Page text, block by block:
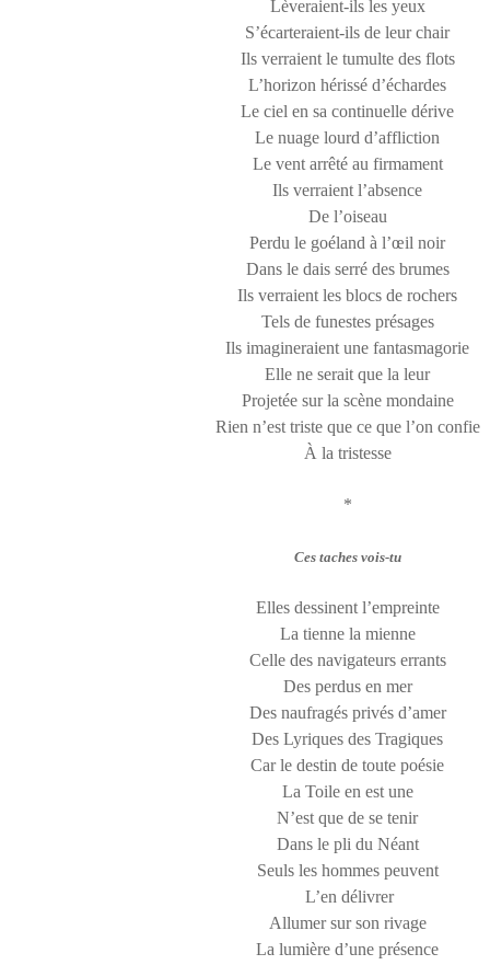
Lèveraient-ils les yeux
S’écarteraient-ils de leur chair
Ils verraient le tumulte des flots
L’horizon hérissé d’échardes
Le ciel en sa continuelle dérive
Le nuage lourd d’affliction
Le vent arrêté au firmament
Ils verraient l’absence
De l’oiseau
Perdu le goéland à l’œil noir
Dans le dais serré des brumes
Ils verraient les blocs de rochers
Tels de funestes présages
Ils imagineraient une fantasmagorie
Elle ne serait que la leur
Projetée sur la scène mondaine
Rien n’est triste que ce que l’on confie
À la tristesse
*
Ces taches vois-tu
Elles dessinent l’empreinte
La tienne la mienne
Celle des navigateurs errants
Des perdus en mer
Des naufragés privés d’amer
Des Lyriques des Tragiques
Car le destin de toute poésie
La Toile en est une
N’est que de se tenir
Dans le pli du Néant
Seuls les hommes peuvent
L’en délivrer
Allumer sur son rivage
La lumière d’une présence